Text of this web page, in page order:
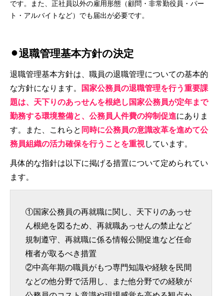
です。また、正社員以外の雇用形態（顧問・非常勤役員・パー
ト・アルバイトなど）でも届出が必要です。
⚫︎退職管理基本方針の決定
退職管理基本方針は、職員の退職管理についての基本的
な方針になります。
国家公務員の退職管理を行う重要課
題は、天下りのあっせんを根絶し国家公務員が定年まで
勤務する環境整備と、公務員人件費の抑制促進にありま
す。また、これらと 同時に公務員の意識改革を進めて公
務員組織の活力確保を行うことを重視しています。
具体的な指針は以下に掲げる措置について定められてい
ます。
①国家公務員の再就職に関し、天下りのあっせ
ん根絶を図るため、再就職あっせんの禁止など
規制遵守、再就職に係る情報公開促進など任命
権者が取るべき措置
②中高年期の職員がもつ専門知識や経験を民間
などの他分野で活用し、また他分野での経験が